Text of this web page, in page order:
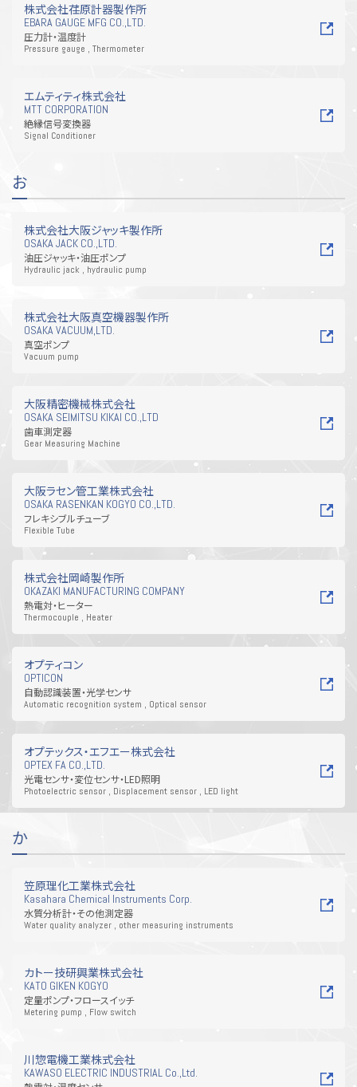
株式会社荏原計器製作所
EBARA GAUGE MFG CO.,LTD.
圧力計・温度計
Pressure gauge , Thermometer
エムティティ株式会社
MTT CORPORATION
絶縁信号変換器
Signal Conditioner
お
株式会社大阪ジャッキ製作所
OSAKA JACK CO.,LTD.
油圧ジャッキ・油圧ポンプ
Hydraulic jack , hydraulic pump
株式会社大阪真空機器製作所
OSAKA VACUUM,LTD.
真空ポンプ
Vacuum pump
大阪精密機械株式会社
OSAKA SEIMITSU KIKAI CO.,LTD
歯車測定器
Gear Measuring Machine
大阪ラセン管工業株式会社
OSAKA RASENKAN KOGYO CO.,LTD.
フレキシブルチューブ
Flexible Tube
株式会社岡崎製作所
OKAZAKI MANUFACTURING COMPANY
熱電対・ヒーター
Thermocouple , Heater
オプティコン
OPTICON
自動認識装置・光学センサ
Automatic recognition system , Optical sensor
オプテックス・エフエー株式会社
OPTEX FA CO.,LTD.
光電センサ・変位センサ・LED照明
Photoelectric sensor , Displacement sensor , LED light
か
笠原理化工業株式会社
Kasahara Chemical Instruments Corp.
水質分析計・その他測定器
Water quality analyzer , other measuring instruments
カトー技研興業株式会社
KATO GIKEN KOGYO
定量ポンプ・フロースイッチ
Metering pump , Flow switch
川惣電機工業株式会社
KAWASO ELECTRIC INDUSTRIAL Co.,Ltd.